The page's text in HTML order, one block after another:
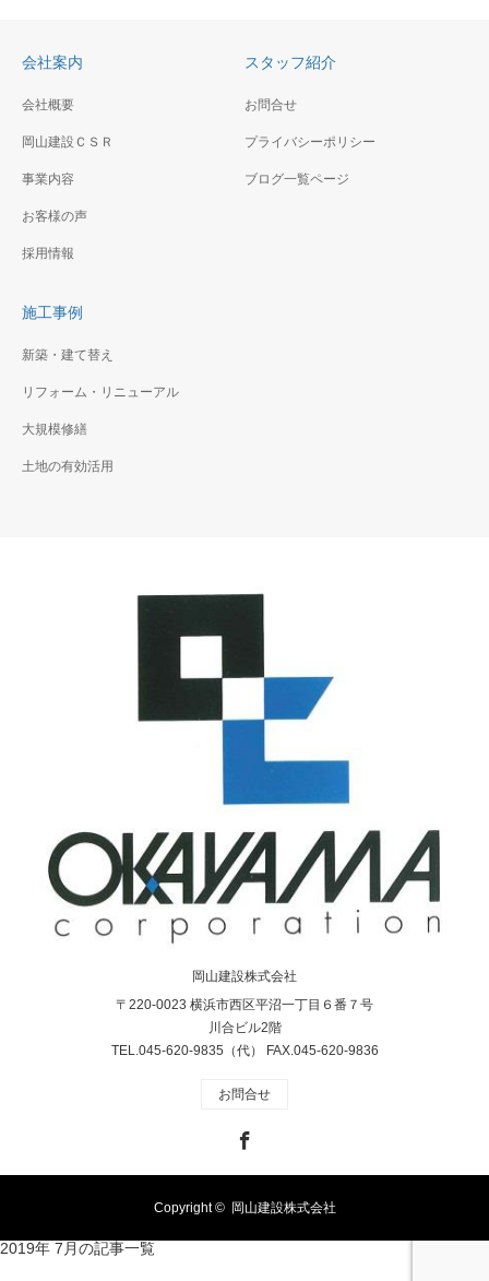
会社案内
会社概要
岡山建設ＣＳＲ
事業内容
お客様の声
採用情報
スタッフ紹介
お問合せ
プライバシーポリシー
ブログ一覧ページ
施工事例
新築・建て替え
リフォーム・リニューアル
大規模修繕
土地の有効活用
岡山建設株式会社
〒220-0023 横浜市西区平沼一丁目６番７号
川合ビル2階
TEL.045-620-9835（代） FAX.045-620-9836
お問合せ
Copyright © 岡山建設株式会社
2019年 7月の記事一覧